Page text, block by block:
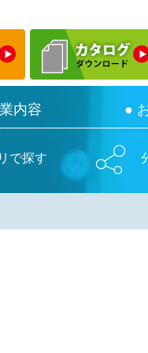
内容 ●
内容 ●
で探す